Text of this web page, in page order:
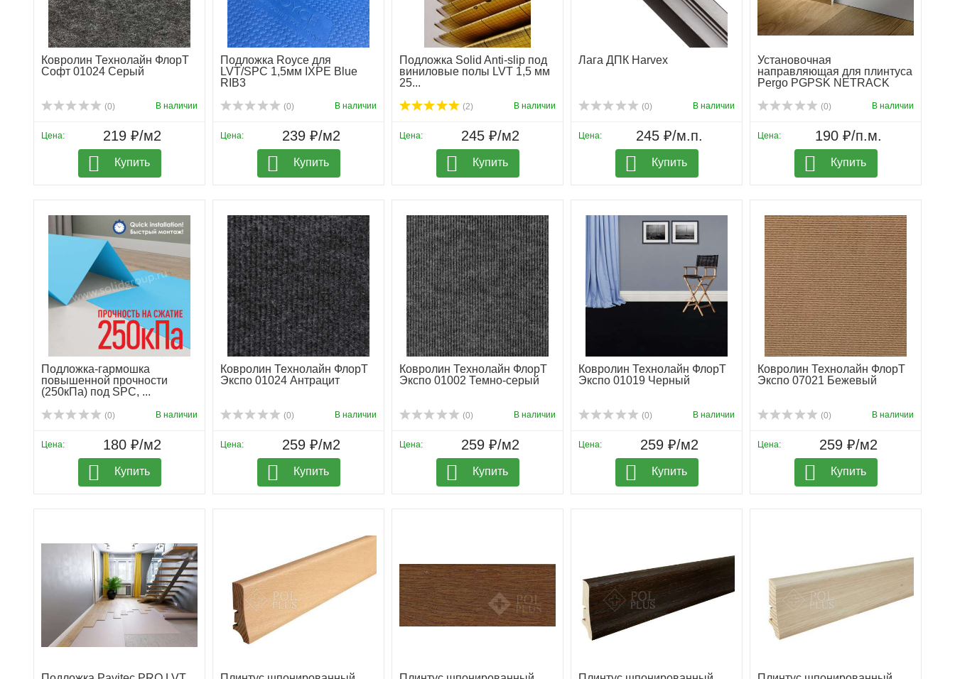
Ковролин Технолайн ФлорТ
Софт 01024 Серый
(0) В наличии
Цена: 219 ₽/м2
Купить
Подложка Royce для
LVT/SPC 1,5мм IXPE Blue
RIB3
(0) В наличии
Цена: 239 ₽/м2
Купить
Подложка Solid Anti-slip под
виниловые полы LVT 1,5 мм
25...
(2) В наличии
Цена: 245 ₽/м2
Купить
Лага ДПК Harvex
(0) В наличии
Цена: 245 ₽/м.п.
Купить
Установочная
направляющая для плинтуса
Pergo PGPSK NETRACK
(0) В наличии
Цена: 190 ₽/п.м.
Купить
Подложка-гармошка
повышенной прочности
(250кПа) под SPC, ...
(0) В наличии
Цена: 180 ₽/м2
Купить
Ковролин Технолайн ФлорТ
Экспо 01024 Антрацит
(0) В наличии
Цена: 259 ₽/м2
Купить
Ковролин Технолайн ФлорТ
Экспо 01002 Темно-серый
(0) В наличии
Цена: 259 ₽/м2
Купить
Ковролин Технолайн ФлорТ
Экспо 01019 Черный
(0) В наличии
Цена: 259 ₽/м2
Купить
Ковролин Технолайн ФлорТ
Экспо 07021 Бежевый
(0) В наличии
Цена: 259 ₽/м2
Купить